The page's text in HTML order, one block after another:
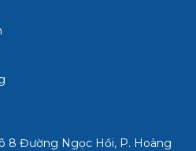
8 Đường Ngọc Hồi, P. Hoàng